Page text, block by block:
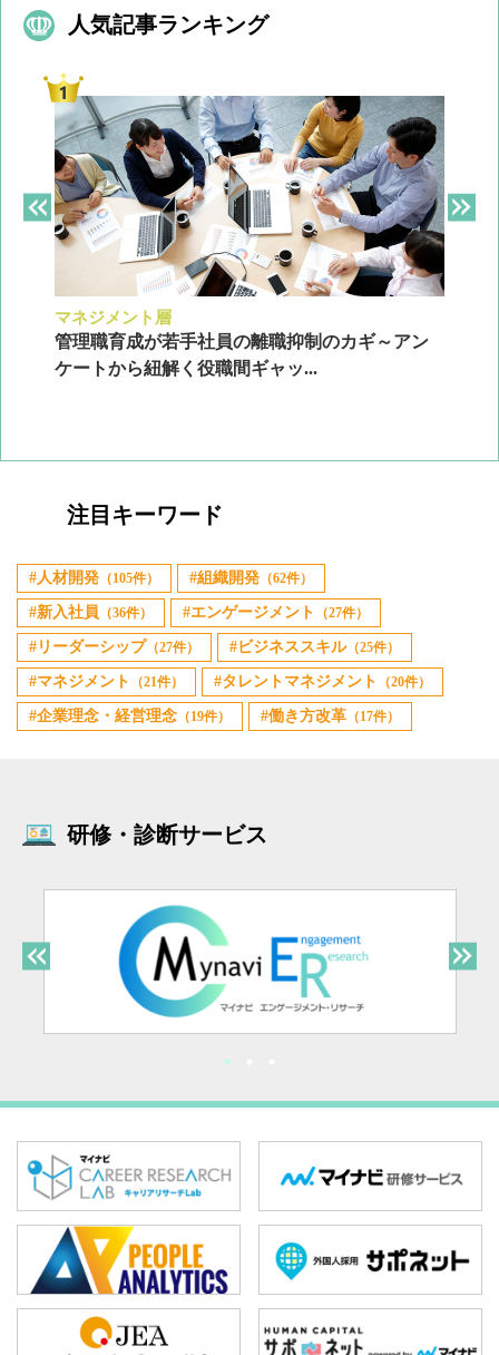
人気記事ランキング
マネジメント層
管理職育成が若手社員の離職抑制のカギ～アン
ケートから紐解く役職間ギャッ...
注目キーワード
人材開発 （105件） 組織開発 （62件）
新入社員 （36件） エンゲージメント （27件）
リーダーシップ（27件） ビジネススキル（25件）
マネジメント （21件） タレントマネジメント （20件）
企業理念・経営理念 （19件） 働き方改革 （17件）
研修・診断サービス